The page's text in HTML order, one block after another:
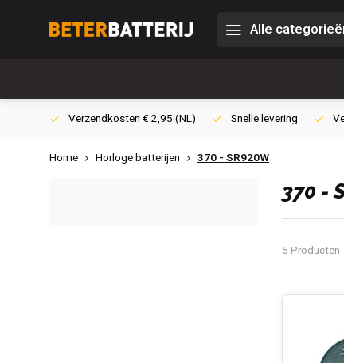
Alle
Verzendkosten € 2,95 (NL) Snelle levering
Home Horloge batterijen 370 - SR920W
370 -
5 Producten